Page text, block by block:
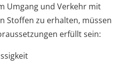
Umgang und Verkehr mit
Stoffen zu erhalten, müssen
erfüllt sein: